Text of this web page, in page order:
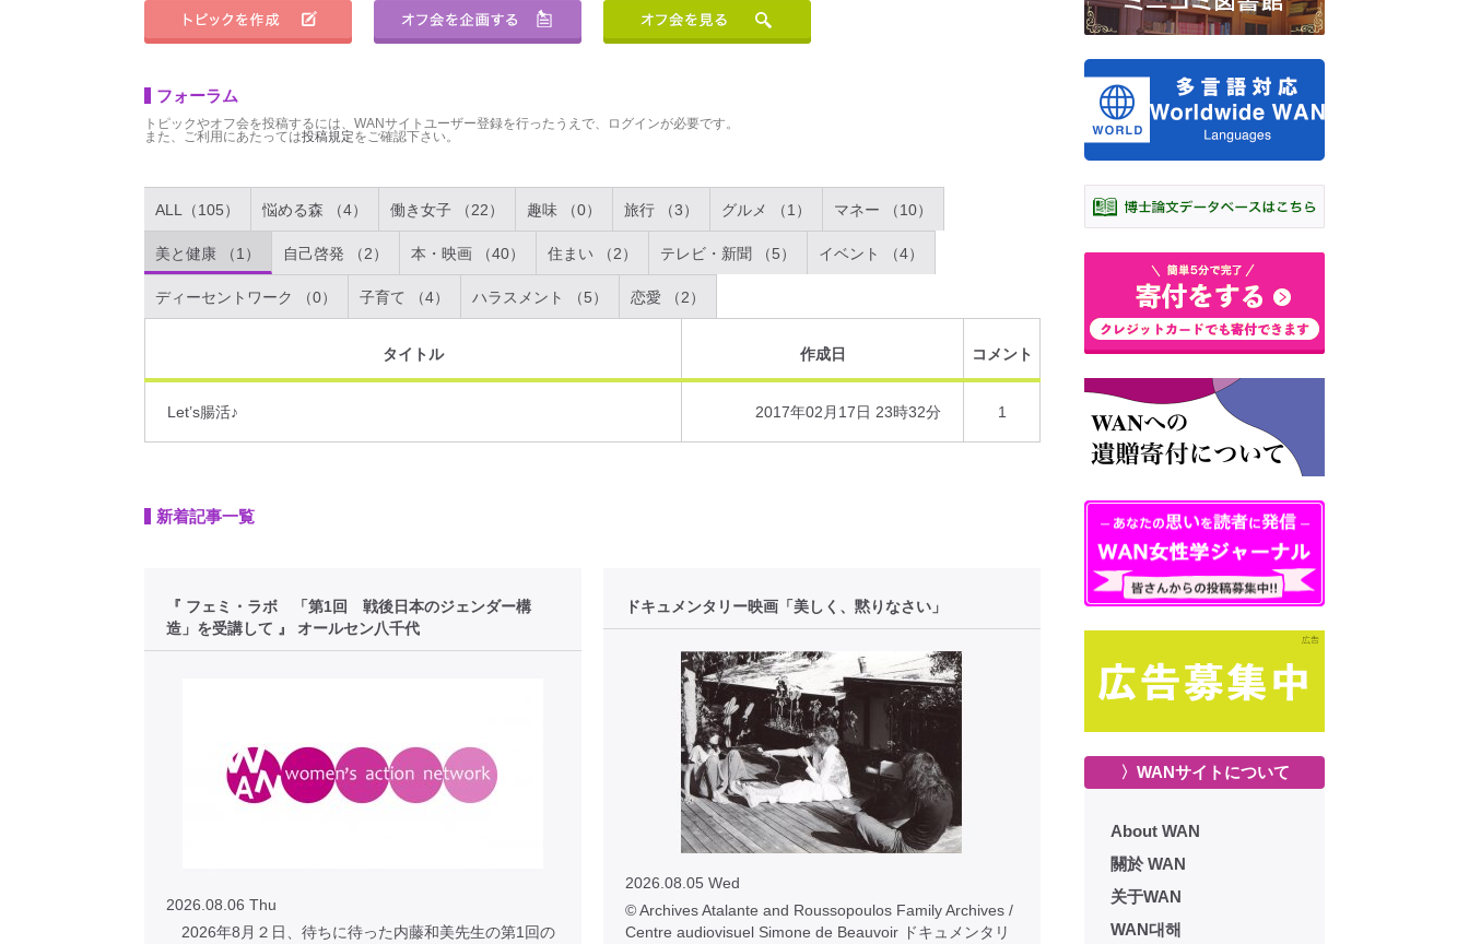
フォーラム
トピックやオフ会を投稿するには、WANサイトユーザー登録を行ったうえで、ログインが必要です。
また、ご利用にあたっては投稿規定をご確認下さい。
ALL（105） 悩める森 （4） 働き女子 （22） 趣味 （0） 旅行 （3） グルメ （1） マネー （10）
美と健康 （1） 自己啓発 （2） 本・映画 （40） 住まい （2） テレビ・新聞 （5） イベント （4）
ディーセントワーク （0） 子育て （4） ハラスメント （5） 恋愛 （2）
タイトル 作成日 コメント
Let’s腸活♪ 2017年02月17日 23時32分 1
新着記事一覧
『 フェミ・ラボ 「第1回 戦後日本のジェンダー構
造」を受講して 』 オールセン八千代
2026.08.06 Thu
2026年8月２日、待ちに待った内藤和美先生の第1回の
ドキュメンタリー映画「美しく、黙りなさい」
2026.08.05 Wed
© Archives Atalante and Roussopoulos Family Archives /
Centre audiovisuel Simone de Beauvoir ドキュメンタリ
〉WANサイトについて
About WAN
關於 WAN
关于WAN
WAN대해